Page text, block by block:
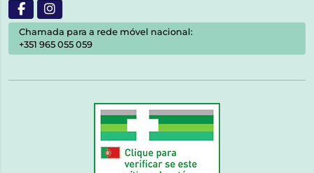
Chamada para a rede móvel nacional:
+351 965 055 059